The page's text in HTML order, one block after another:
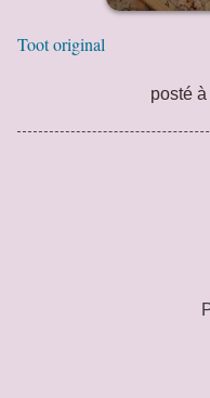
Toot original
posté